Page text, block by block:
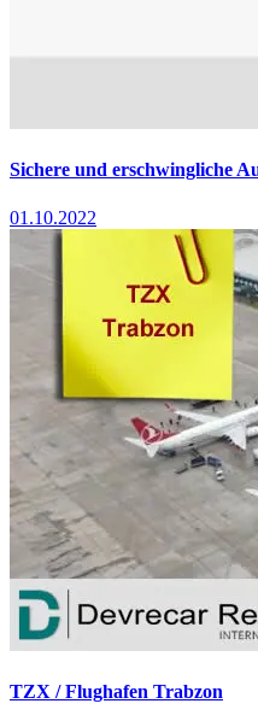
Sichere und erschwingliche
01.10.2022
TZX / Flughafen Trabzon